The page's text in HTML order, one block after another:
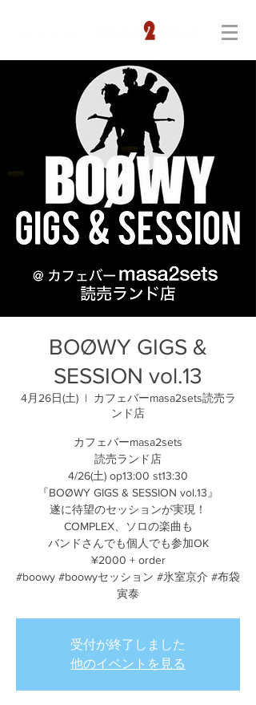
BOØWY GIGS &
SESSION vol.13
4月26日(土)
  |
カフェバーmasa2sets読売ラ
ンド店
カフェバーmasa2sets
読売ランド店
4/26(土) op13:00 st13:30
『BOØWY GIGS & SESSION vol.13』
遂に待望のセッションが実現！
COMPLEX、ソロの楽曲も
バンドさんでも個人でも参加OK
¥2000 + order
#boowy #boowyセッション #氷室京介 #布袋
寅泰
受付が終了しました
他のイベントを見る